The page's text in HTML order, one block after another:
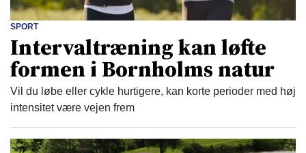
SPORT
Intervaltræning kan løfte
formen i Bornholms natur
Vil du løbe eller cykle hurtigere, kan korte perioder med høj
intensitet være vejen frem